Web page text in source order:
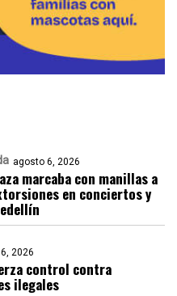
agosto 6, 2026
marcaba con manillas a
en conciertos y
2026
control contra
ilegales